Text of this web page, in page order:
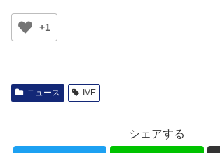
+1
ニュース IVE
シェアする